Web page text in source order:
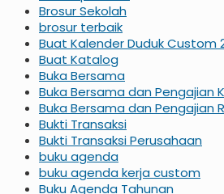
Brosur Sekolah
brosur terbaik
Buat Kalender Duduk Custom
Buat Katalog
Buka Bersama
Buka Bersama dan Pengajian
Buka Bersama dan Pengajian
Bukti Transaksi
Bukti Transaksi Perusahaan
buku agenda
buku agenda kerja custom
Buku Agenda Tahunan